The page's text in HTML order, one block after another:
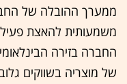
ממערך ההובלה של
משמעותית להאצת
החברה בזירה
של מוצריה בשווקים